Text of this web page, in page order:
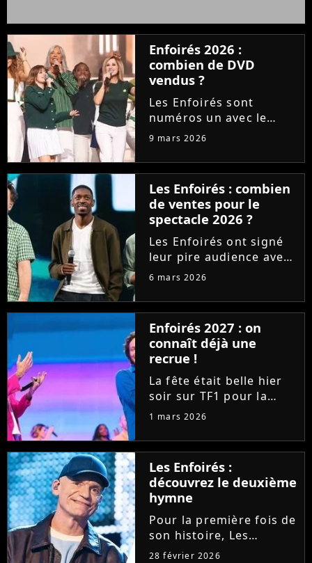
Enfoirés 2026 :
combien de DVD
vendus ?
Les Enfoirés sont
numéros un avec le
double CD de leur
des Enfoirés" avec un
score historiquement
faible. Mais comment
s'en sortent les ventes
du DVD ? Purecharts...
9 mars 2026
Les Enfoirés : combien
de ventes pour le
spectacle 2026 ?
Les Enfoirés ont signé
leur pire audience avec
le spectacle 2026. Mais
bien vendu ? Découvrez
les premiers chiffres de
ventes sur Purecharts !
6 mars 2026
Enfoirés 2027 : on
connaît déjà une
recrue !
La fête était belle hier
soir sur TF1 pour la
diffusion du spectacle
le public peut
désormais se procurer
le CD/DVD au profit des
Restos du Coeur, ce
célèbre...
1 mars 2026
Les Enfoirés :
découvrez le deuxième
hymne
Pour la première fois de
son histoire, Les
Enfoirés ont le droit à
28 février 2026